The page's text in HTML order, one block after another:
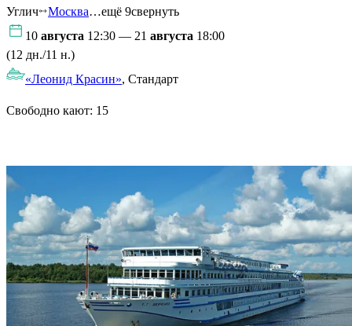
Углич
Москва…ещё 9свернуть
10 августа 12:30 — 21 августа 18:00
(12 дн./11 н.)
«Леонид Красин», Стандарт
Свободно кают: 15